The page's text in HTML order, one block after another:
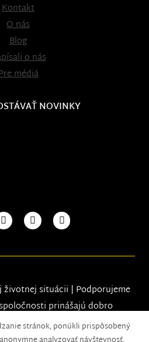
Kontakt
O nás
Blog
o nás
médiá
NOVINKY
životnej situácii | Podporujeme
prinášajú dobro
stránok, ponúkli prispôsobený